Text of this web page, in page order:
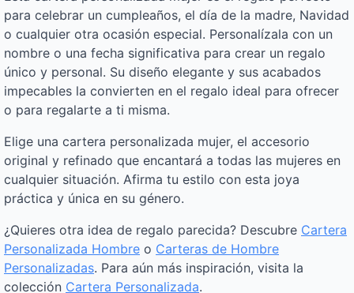
para celebrar un cumpleaños, el día de la madre, Navidad
o cualquier otra ocasión especial. Personalízala con un
nombre o una fecha significativa para crear un regalo
único y personal. Su diseño elegante y sus acabados
impecables la convierten en el regalo ideal para ofrecer
o para regalarte a ti misma.
Elige una cartera personalizada mujer, el accesorio
original y refinado que encantará a todas las mujeres en
cualquier situación. Afirma tu estilo con esta joya
práctica y única en su género.
¿Quieres otra idea de regalo parecida? Descubre Cartera
Personalizada Hombre o Carteras de Hombre
Personalizadas. Para aún más inspiración, visita la
colección Cartera Personalizada.